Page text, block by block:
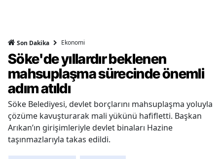
Son Dakika Ekonomi
Söke'de yıllardır beklenen
mahsuplaşma sürecinde önemli
adım atıldı
Söke Belediyesi, devlet borçlarını mahsuplaşma yoluyla
çözüme kavuşturarak mali yükünü hafifletti. Başkan
Arıkan’ın girişimleriyle devlet binaları Hazine
taşınmazlarıyla takas edildi.